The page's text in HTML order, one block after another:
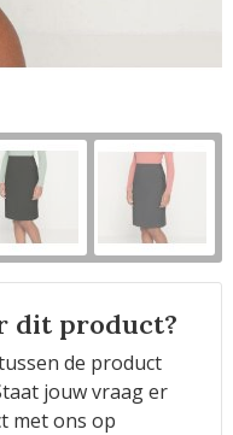
dit product?
de product
jouw vraag er
met ons op